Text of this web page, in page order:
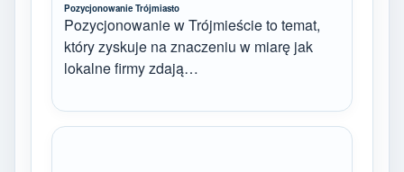
Pozycjonowanie Trójmiasto
Pozycjonowanie w Trójmieście to temat,
który zyskuje na znaczeniu w miarę jak
lokalne firmy zdają…